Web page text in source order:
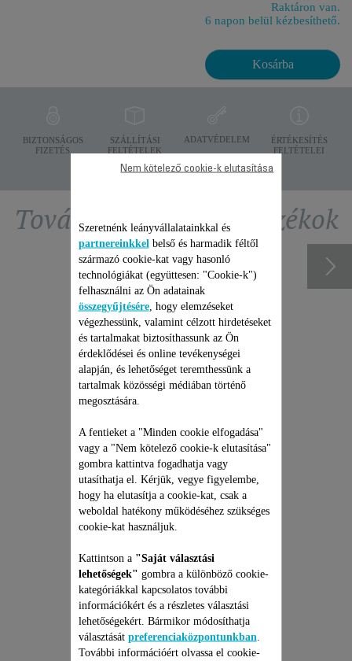
Raktáron van.
6 napon belül kézbesíthető.
Kosárba
BIZTONSÁGOS
FIZETÉS
SZÁLLÍTÁSI
FELTÉTELEK
ADATVÉDELEM
ÉRTÉKESÍTÉS
FELTÉTELEI
További ajánlott tartozékok
ROWENTA HAJSZÁRÍTÓ
JAVÍTÁSI CSOMAG
Árajánlat, meglepetések nélkül
és 6 hónapos kiterjesztett
garancia!
13 390 Ft
Kosárba
Szeretnénk leányvállalatainkkal és
partnereinkkel belső és harmadik féltől
származó cookie-kat vagy hasonló
technológiákat (együttesen: "Cookie-k")
felhasználni az Ön adatainak
összegyűjtésére, hogy elemzéseket
végezhessünk, valamint célzott hirdetéseket
és tartalmakat biztosíthassunk az Ön
érdeklődései és online tevékenységei
alapján, és lehetőséget teremthessünk a
tartalmak közösségi médiában történő
megosztására.
A fentieket a "Minden cookie elfogadása"
vagy a "Nem kötelező cookie-k elutasítása"
gombra kattintva fogadhatja vagy
utasíthatja el. Kérjük, vegye figyelembe,
hogy ha elutasítja a cookie-kat, csak a
weboldal hatékony működéséhez szükséges
cookie-kat használjuk.
Kattintson a "Saját választási
lehetőségek" gombra a különböző cookie-
kategóriákkal kapcsolatos további
információkért és a részletes választási
lehetőségekért. Bármikor módosíthatja
választását preferenciaközpontunkban
További információért olvassa el cookie-
Nem kötelező cookie-k elutasítása